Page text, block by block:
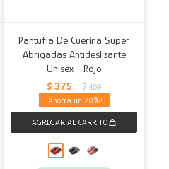
Pantufla De Cuerina Super
Abrigadas Antideslizante
Unisex - Rojo
$ 375 $ 469
20